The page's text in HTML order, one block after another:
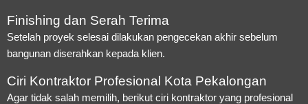
Finishing dan Serah Terima
Setelah proyek selesai dilakukan pengecekan akhir sebelum
bangunan diserahkan kepada klien.
Ciri Kontraktor Profesional Kota Pekalongan
Agar tidak salah memilih, berikut ciri kontraktor yang profesional